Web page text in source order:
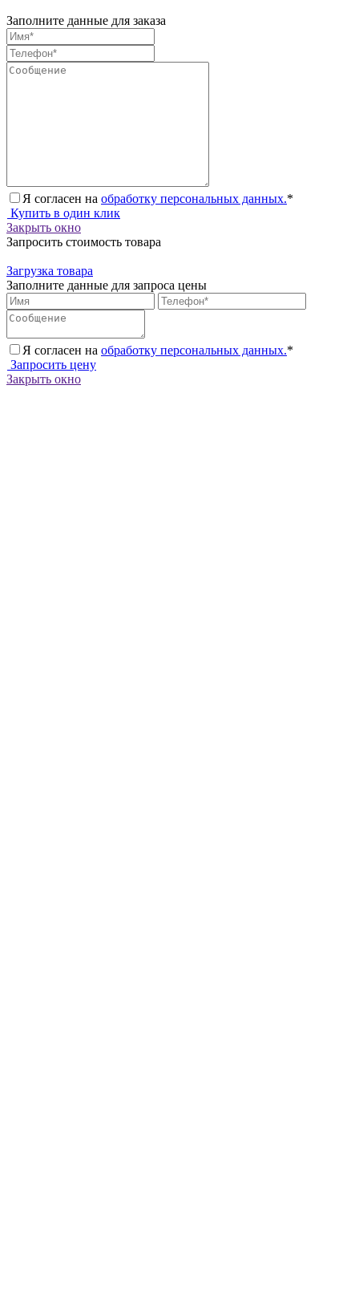
Заполните данные для заказа
Я согласен на обработку персональных данных.*
Купить в один клик
Закрыть окно
Запросить стоимость товара
Загрузка товара
Заполните данные для запроса цены
Я согласен на обработку персональных данных.*
Запросить цену
Закрыть окно